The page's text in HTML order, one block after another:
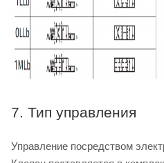
7. Тип управления
Управление посредством